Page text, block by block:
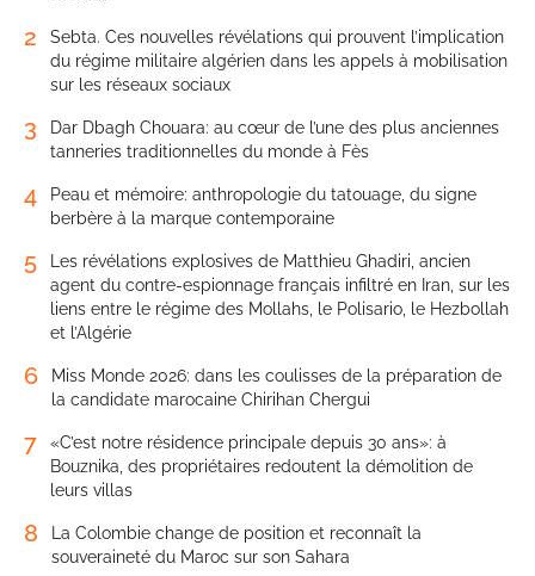
2
Sebta. Ces nouvelles révélations qui prouvent l’implication
du régime militaire algérien dans les appels à mobilisation
sur les réseaux sociaux
3
Dar Dbagh Chouara: au cœur de l’une des plus anciennes
tanneries traditionnelles du monde à Fès
4
Peau et mémoire: anthropologie du tatouage, du signe
berbère à la marque contemporaine
5
Les révélations explosives de Matthieu Ghadiri, ancien
agent du contre-espionnage français infiltré en Iran, sur les
liens entre le régime des Mollahs, le Polisario, le Hezbollah
et l’Algérie
6
Miss Monde 2026: dans les coulisses de la préparation de
la candidate marocaine Chirihan Chergui
7
«C’est notre résidence principale depuis 30 ans»: à
Bouznika, des propriétaires redoutent la démolition de
leurs villas
8
La Colombie change de position et reconnaît la
souveraineté du Maroc sur son Sahara